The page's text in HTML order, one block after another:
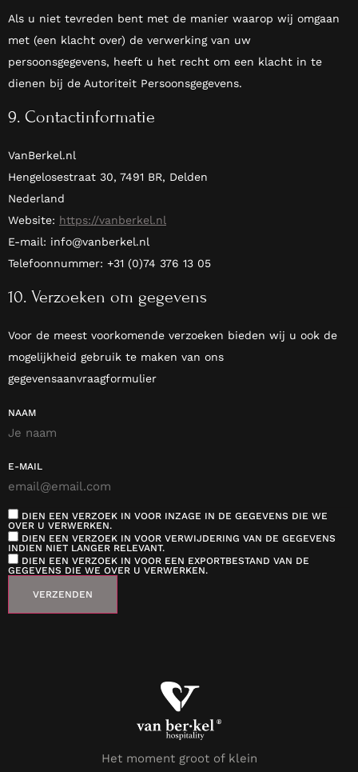
Als u niet tevreden bent met de manier waarop wij omgaan
met (een klacht over) de verwerking van uw
persoonsgegevens, heeft u het recht om een klacht in te
dienen bij de Autoriteit Persoonsgegevens.
9. Contactinformatie
VanBerkel.nl
Hengelosestraat 30, 7491 BR, Delden
Nederland
Website: https://vanberkel.nl
E-mail: info@vanberkel.nl
Telefoonnummer: +31 (0)74 376 13 05
10. Verzoeken om gegevens
Voor de meest voorkomende verzoeken bieden wij u ook de
mogelijkheid gebruik te maken van ons
gegevensaanvraagformulier
NAAM
E-MAIL
DIEN EEN VERZOEK IN VOOR INZAGE IN DE GEGEVENS DIE WE
OVER U VERWERKEN.
DIEN EEN VERZOEK IN VOOR VERWIJDERING VAN DE GEGEVENS
INDIEN NIET LANGER RELEVANT.
DIEN EEN VERZOEK IN VOOR EEN EXPORTBESTAND VAN DE
GEGEVENS DIE WE OVER U VERWERKEN.
Het moment groot of klein